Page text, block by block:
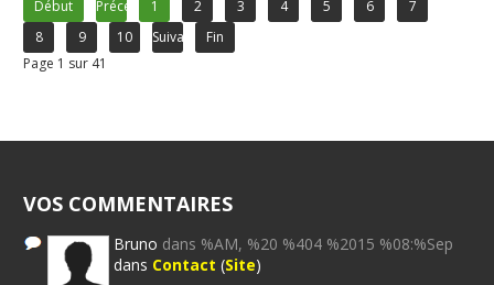
Début Précédent1 2 3 4 5 6
7
8
9 10 Suivant
Fin
Page 1 sur 41
VOS COMMENTAIRES
Bruno dans %AM, %20 %404 %2015 %08:%Sep
dans Contact (Site)